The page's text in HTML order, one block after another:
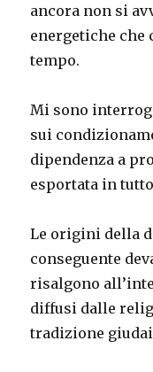
ancora non si
energetiche che
tempo.
Mi sono
sui
dipendenza a
esportata in
Le origini della
conseguente
risalgono
diffusi dalle
tradizione